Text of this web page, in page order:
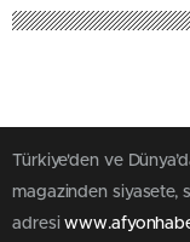
Türkiye'den ve
magazinden siyasete,
adresi